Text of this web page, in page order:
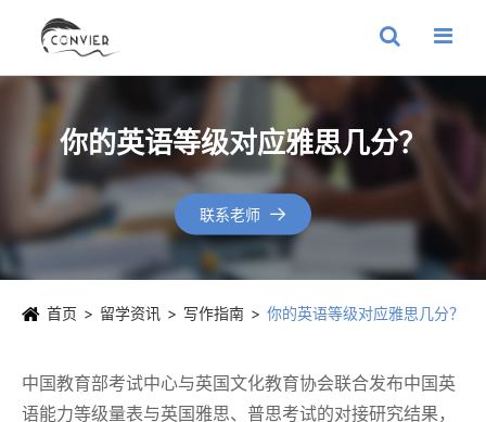
你的英语等级对应雅思几分？
联系老师 
首页 留学资讯 写作指南 你的英语等级对应雅思几分？
中国教育部考试中心与英国文化教育协会联合发布中国英
语能力等级量表与英国雅思、普思考试的对接研究结果，